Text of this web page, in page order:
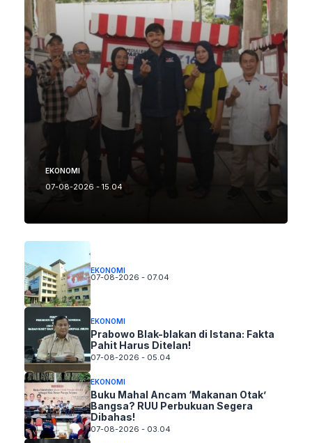
EKONOMI
07-08-2026 - 15.04
EKONOMI
07-08-2026 - 07.04
EKONOMI
Prabowo Blak-blakan di Istana: Fakta
Pahit Harus Ditelan!
07-08-2026 - 05.04
EKONOMI
Buku Mahal Ancam ‘Makanan Otak’
Bangsa? RUU Perbukuan Segera
Dibahas!
07-08-2026 - 03.04